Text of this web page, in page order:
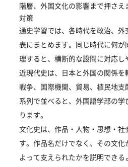
階層、外国文化の影響まで押さえ
対策
通史学習では、各時代を政治、
表にまとめます。同じ時代に何
理すると、横断的な設問に対応し
近現代史は、日本と外国の関係を
戦争、国際機関、貿易、植民地
系列で並べると、外国語学部の
ります。
文化史は、作品・人物・思想・社
す。作品名だけでなく、その文
よって支えられたかを説明できる